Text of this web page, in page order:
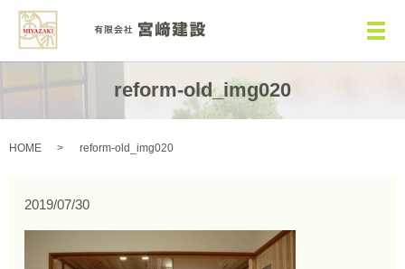
メ
reform-old_img020
HOME reform-old_img020
2019/07/30